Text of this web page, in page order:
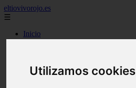
Utilizamos cookies
eltiovivorojo.es
☰
Inicio
argentina
carnes